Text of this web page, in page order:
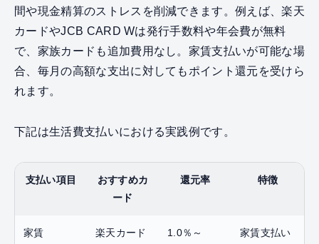
間や現金精算のストレスを削減できます。例えば、楽天
カードやJCB CARD Wは発行手数料や年会費が無料
で、家族カードも追加費用なし。家賃支払いが可能な場
合、毎月の高額な支出に対してもポイント還元を受けら
れます。
下記は生活費支払いにおける実践例です。
支払い項目
おすすめカ
ード
還元率 特徴
家賃 楽天カード 1.0％～
家賃支払い